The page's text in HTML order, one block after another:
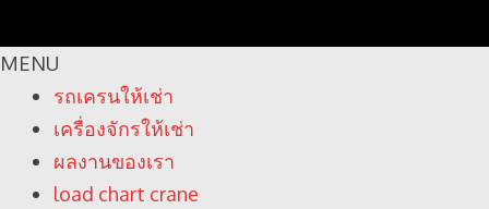
MENU
รถเครนให้เช่า
เครื่องจักรให้เช่า
ผลงานของเรา
load chart crane